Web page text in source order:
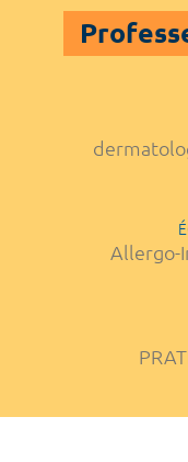
Allergo-